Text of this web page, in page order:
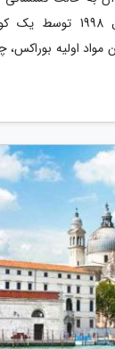
برای اولین بار در
مواد اولیه